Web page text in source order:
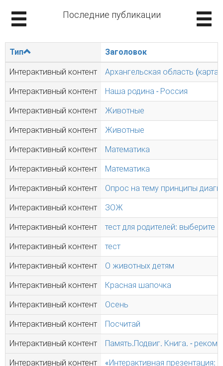
Последние публикации
Тип Заголовок
Интерактивный контент Архангельская область (карта)
Интерактивный контент Наша родина - Россия
Интерактивный контент Животные
Интерактивный контент Животные
Интерактивный контент Математика
Интерактивный контент Математика
Интерактивный контент Опрос на тему принципы
Интерактивный контент ЗОЖ
Интерактивный контент тест для родителей: выберите
Интерактивный контент тест
Интерактивный контент О животных детям
Интерактивный контент Красная шапочка
Интерактивный контент Осень
Интерактивный контент Посчитай
Интерактивный контент Память.Подвиг. Книга. -
Интерактивный контент «Интерактивная презентация: